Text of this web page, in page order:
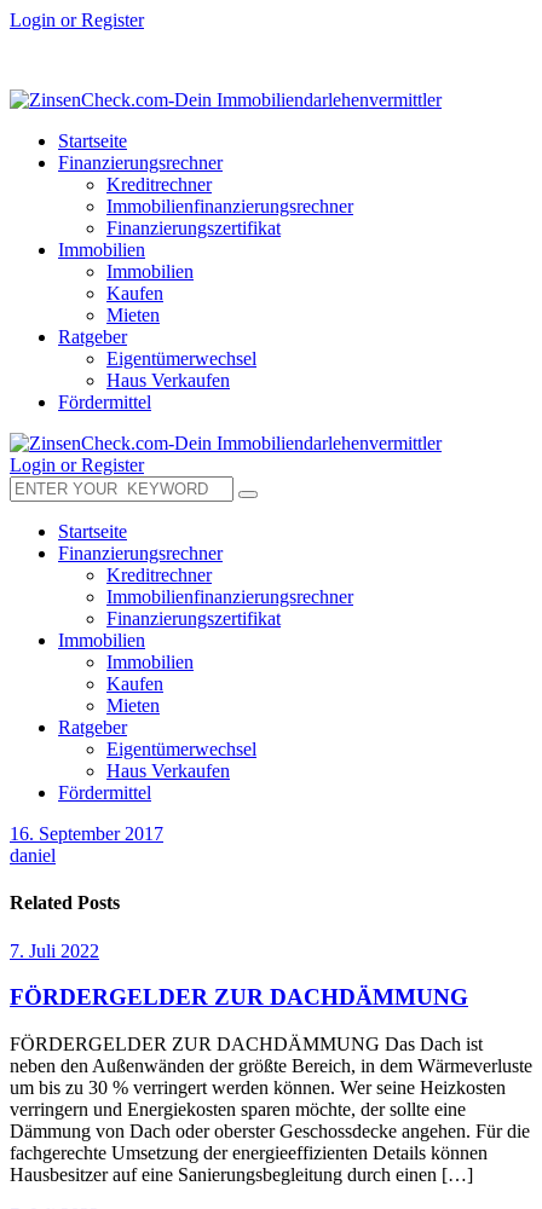
Login or Register
Startseite
Finanzierungsrechner
Kreditrechner
Immobilienfinanzierungsrechner
Finanzierungszertifikat
Immobilien
Immobilien
Kaufen
Mieten
Ratgeber
Eigentümerwechsel
Haus Verkaufen
Fördermittel
Login or Register
Startseite
Finanzierungsrechner
Kreditrechner
Immobilienfinanzierungsrechner
Finanzierungszertifikat
Immobilien
Immobilien
Kaufen
Mieten
Ratgeber
Eigentümerwechsel
Haus Verkaufen
Fördermittel
16. September 2017
daniel
Related Posts
7. Juli 2022
FÖRDERGELDER ZUR DACHDÄMMUNG
FÖRDERGELDER ZUR DACHDÄMMUNG Das Dach ist
neben den Außenwänden der größte Bereich, in dem Wärmeverluste
um bis zu 30 % verringert werden können. Wer seine Heizkosten
verringern und Energiekosten sparen möchte, der sollte eine
Dämmung von Dach oder oberster Geschossdecke angehen. Für die
fachgerechte Umsetzung der energieeffizienten Details können
Hausbesitzer auf eine Sanierungsbegleitung durch einen […]